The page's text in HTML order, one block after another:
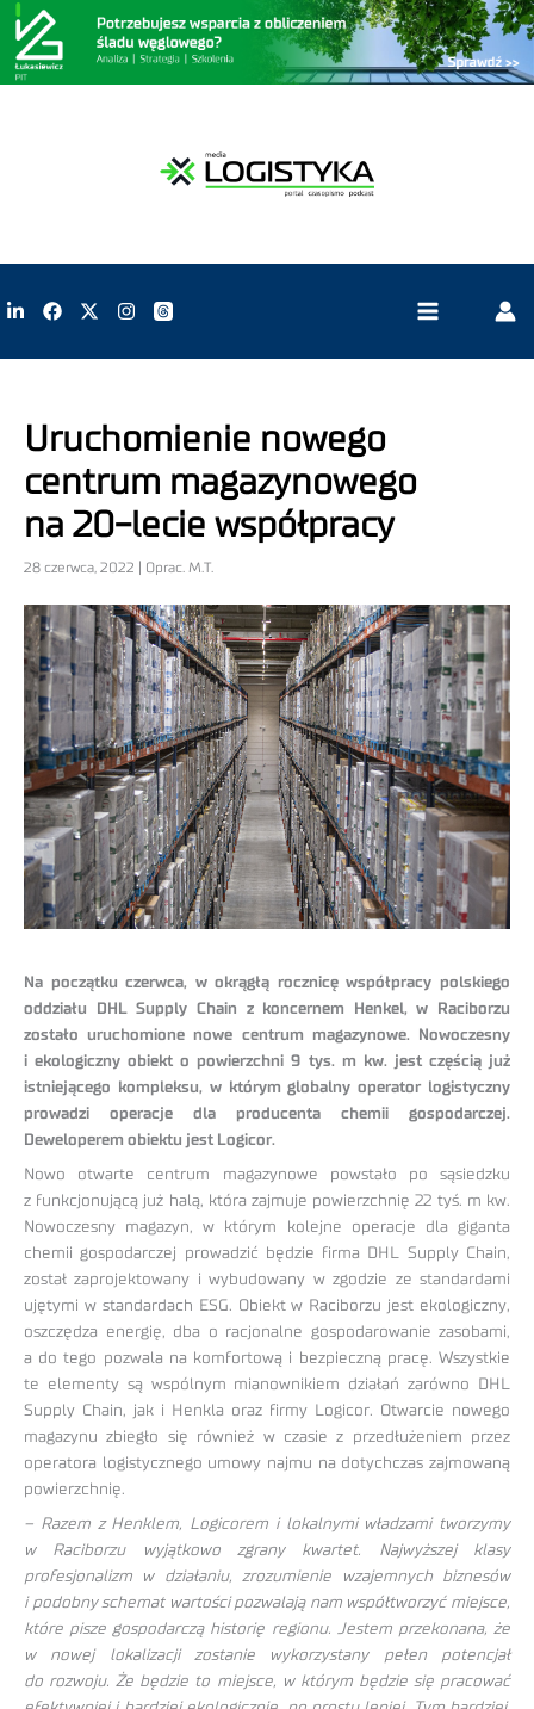
Uruchomienie nowego
centrum magazynowego
na 20-lecie współpracy
28 czerwca, 2022 | Oprac. M.T.
Na początku czerwca, w okrągłą rocznicę współpracy polskiego
oddziału DHL Supply Chain z koncernem Henkel, w Raciborzu
zostało uruchomione nowe centrum magazynowe. Nowoczesny
i ekologiczny obiekt o powierzchni 9 tys. m kw. jest częścią już
istniejącego kompleksu, w którym globalny operator logistyczny
prowadzi operacje dla producenta chemii gospodarczej.
Deweloperem obiektu jest Logicor.
Nowo otwarte centrum magazynowe powstało po sąsiedzku
z funkcjonującą już halą, która zajmuje powierzchnię 22 tyś. m kw.
Nowoczesny magazyn, w którym kolejne operacje dla giganta
chemii gospodarczej prowadzić będzie firma DHL Supply Chain,
został zaprojektowany i wybudowany w zgodzie ze standardami
ujętymi w standardach ESG. Obiekt w Raciborzu jest ekologiczny,
oszczędza energię, dba o racjonalne gospodarowanie zasobami,
a do tego pozwala na komfortową i bezpieczną pracę. Wszystkie
te elementy są wspólnym mianownikiem działań zarówno DHL
Supply Chain, jak i Henkla oraz firmy Logicor. Otwarcie nowego
magazynu zbiegło się również w czasie z przedłużeniem przez
operatora logistycznego umowy najmu na dotychczas zajmowaną
powierzchnię.
– Razem z Henklem, Logicorem i lokalnymi władzami tworzymy
w Raciborzu wyjątkowo zgrany kwartet. Najwyższej klasy
profesjonalizm w działaniu, zrozumienie wzajemnych biznesów
i podobny schemat wartości pozwalają nam współtworzyć miejsce,
które pisze gospodarczą historię regionu. Jestem przekonana, że
w nowej lokalizacji zostanie wykorzystany pełen potencjał
do rozwoju. Że będzie to miejsce, w którym będzie się pracować